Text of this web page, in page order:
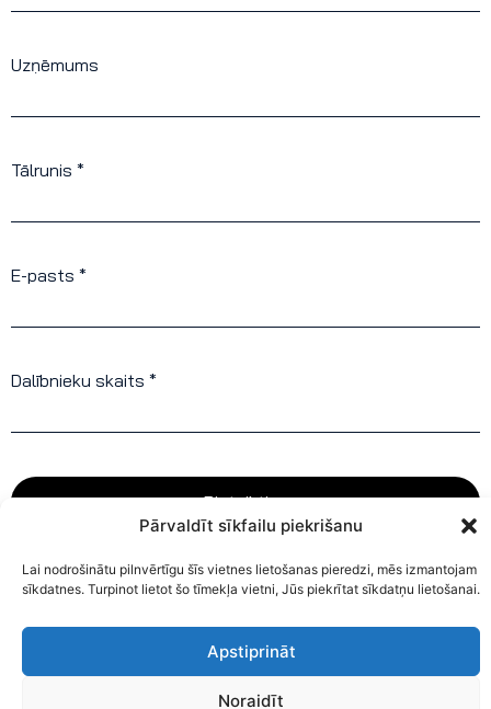
Pārvaldīt sīkfailu piekrišanu
Lai nodrošinātu pilnvērtīgu šīs vietnes lietošanas pieredzi, mēs izmantojam
sīkdatnes. Turpinot lietot šo tīmekļa vietni, Jūs piekrītat sīkdatņu lietošanai.
Apstiprināt
Noraidīt
Uzņēmums
Tālrunis *
E-pasts *
Dalībnieku skaits *
Pieteikties